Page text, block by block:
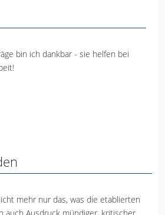
bin ich dankbar - sie helfen bei
mehr nur das, was die etablierten